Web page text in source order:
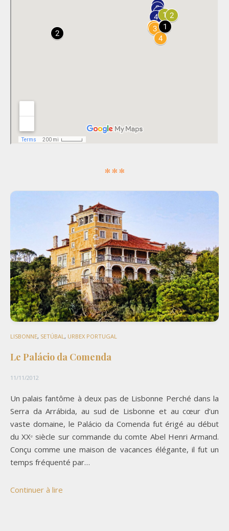
LISBONNE, SETÚBAL, URBEX PORTUGAL
Le Palácio da Comenda
11/11/2012
Un palais fantôme à deux pas de Lisbonne Perché dans la
Serra da Arrábida, au sud de Lisbonne et au cœur d’un
vaste domaine, le Palácio da Comenda fut érigé au début
du XXᵉ siècle sur commande du comte Abel Henri Armand.
Conçu comme une maison de vacances élégante, il fut un
temps fréquenté par…
Continuer à lire